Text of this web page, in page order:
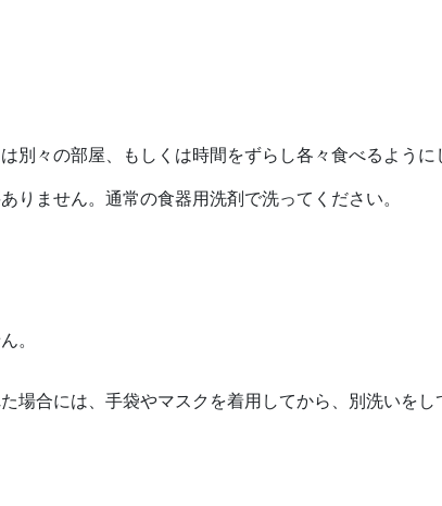
別々の部屋、もしくは時間をずらし各々食べるように
りません。通常の食器用洗剤で洗ってください。
。
場合には、手袋やマスクを着用してから、別洗いをし